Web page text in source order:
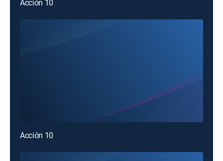
Acción 10
Acción 10